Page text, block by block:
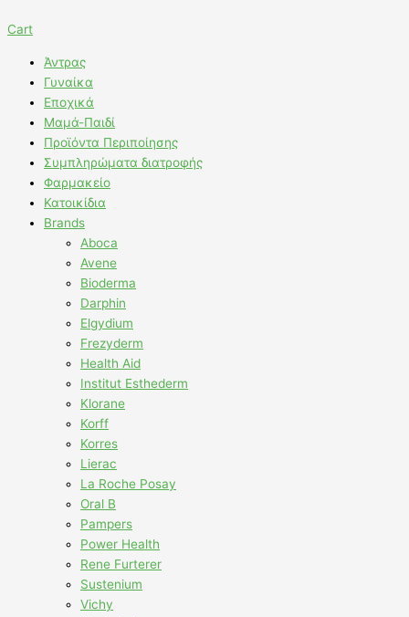
Cart
Άντρας
Γυναίκα
Εποχικά
Μαμά-Παιδί
Προϊόντα Περιποίησης
Συμπληρώματα διατροφής
Φαρμακείο
Κατοικίδια
Brands
Aboca
Avene
Bioderma
Darphin
Elgydium
Frezyderm
Health Aid
Institut Esthederm
Klorane
Korff
Korres
Lierac
La Roche Posay
Oral B
Pampers
Power Health
Rene Furterer
Sustenium
Vichy